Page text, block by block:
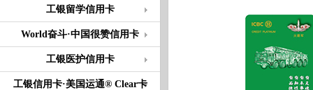
工银留学信用卡
World奋斗·中国很赞信用卡
工银医护信用卡
工银信用卡·美国运通® Clear卡